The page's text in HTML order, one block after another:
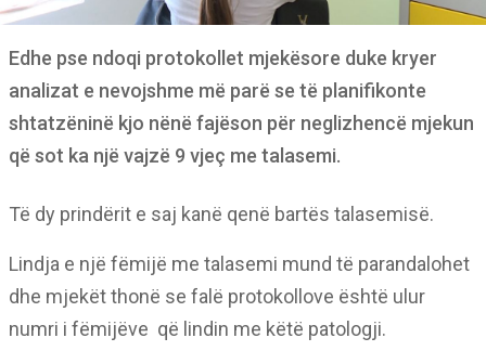
Edhe pse ndoqi protokollet mjekësore duke kryer
analizat e nevojshme më parë se të planifikonte
shtatzëninë kjo nënë fajëson për neglizhencë mjekun
që sot ka një vajzë 9 vjeç me talasemi.
Të dy prindërit e saj kanë qenë bartës talasemisë.
Lindja e një fëmijë me talasemi mund të parandalohet
dhe mjekët thonë se falë protokollove është ulur
numri i fëmijëve që lindin me këtë patologji.